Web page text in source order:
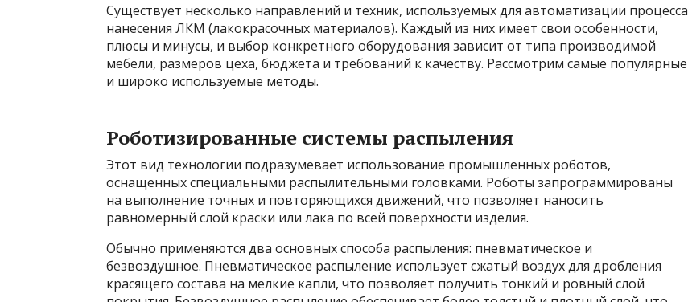
Существует несколько направлений и техник, используемых для автоматизации процесса
нанесения ЛКМ (лакокрасочных материалов). Каждый из них имеет свои особенности,
плюсы и минусы, и выбор конкретного оборудования зависит от типа производимой
мебели, размеров цеха, бюджета и требований к качеству. Рассмотрим самые популярные
и широко используемые методы.
Роботизированные системы распыления
Этот вид технологии подразумевает использование промышленных роботов,
оснащенных специальными распылительными головками. Роботы запрограммированы
на выполнение точных и повторяющихся движений, что позволяет наносить
равномерный слой краски или лака по всей поверхности изделия.
Обычно применяются два основных способа распыления: пневматическое и
безвоздушное. Пневматическое распыление использует сжатый воздух для дробления
красящего состава на мелкие капли, что позволяет получить тонкий и ровный слой